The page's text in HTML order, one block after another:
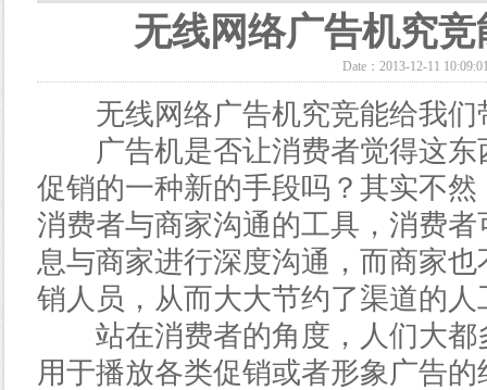
无线网络广告机究
Date：2013-12-11
无线网络广告机究竞能给我们
广告机是否让消费者觉得这东
促销的一种新的手段吗？其实不
消费者与商家沟通的工具，消费
息与商家进行深度沟通，而商家
销人员，从而大大节约了渠道的人
站在消费者的角度，人们大都
用于播放各类促销或者形象广告